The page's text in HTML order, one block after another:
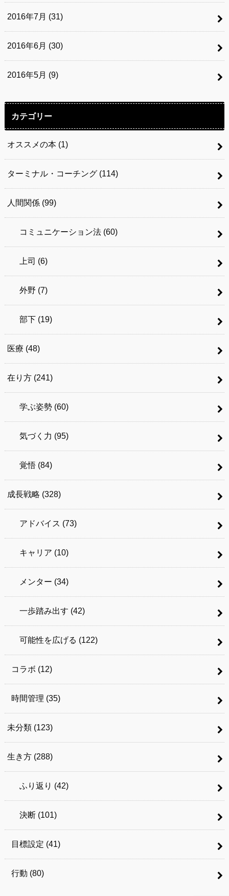
2016年7月 (31)
2016年6月 (30)
2016年5月 (9)
カテゴリー
オススメの本 (1)
ターミナル・コーチング (114)
人間関係 (99)
コミュニケーション法 (60)
上司 (6)
外野 (7)
部下 (19)
医療 (48)
在り方 (241)
学ぶ姿勢 (60)
気づく力 (95)
覚悟 (84)
成長戦略 (328)
アドバイス (73)
キャリア (10)
メンター (34)
一歩踏み出す (42)
可能性を広げる (122)
コラボ (12)
時間管理 (35)
未分類 (123)
生き方 (288)
ふり返り (42)
決断 (101)
目標設定 (41)
行動 (80)